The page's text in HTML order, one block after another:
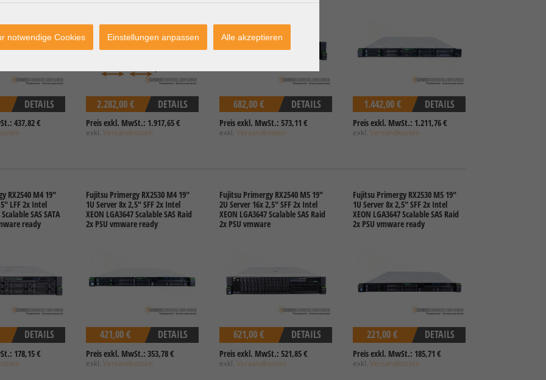
notwendige Cookies Einstellungen anpassen Alle akzeptieren
DETAILS
437,82 €
DETAILS
2.282,00 €
Preis exkl. MwSt.: 1.917,65 €
exkl. Versandkosten
DETAILS
682,00 €
Preis exkl. MwSt.: 573,11 €
exkl. Versandkosten
DETAILS
1.442,00 €
Preis exkl. MwSt.: 1.211,76 €
exkl. Versandkosten
RX2540 M4 19"
LFF 2x Intel
SAS SATA
ready
DETAILS
178,15 €
Fujitsu Primergy RX2530 M4 19"
1U Server 8x 2,5" SFF 2x Intel
XEON LGA3647 Scalable SAS Raid
2x PSU vmware ready
DETAILS
421,00 €
Preis exkl. MwSt.: 353,78 €
exkl. Versandkosten
Fujitsu Primergy RX2540 M5 19"
2U Server 16x 2,5" SFF 2x Intel
XEON LGA3647 Scalable SAS Raid
2x PSU vmware
DETAILS
621,00 €
Preis exkl. MwSt.: 521,85 €
exkl. Versandkosten
Fujitsu Primergy RX2530 M5 19"
1U Server 8x 2,5" SFF 2x Intel
XEON LGA3647 Scalable SAS Raid
2x PSU vmware ready
DETAILS
221,00 €
Preis exkl. MwSt.: 185,71 €
exkl. Versandkosten